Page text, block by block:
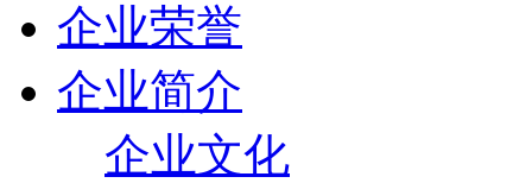
企业荣誉
企业简介
企业文化